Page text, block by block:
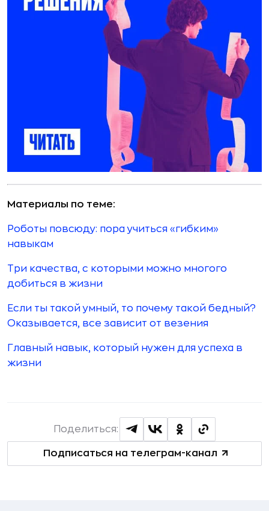
Материалы по теме:
Роботы повсюду: пора учиться «гибким»
навыкам
Три качества, с которыми можно многого
добиться в жизни
Если ты такой умный, то почему такой бедный?
Оказывается, все зависит от везения
Главный навык, который нужен для успеха в
жизни
Подписаться на телеграм-канал
Поделиться: